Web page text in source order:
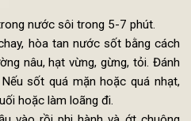
nhuyễn)
mặn ngon từ thịt heo chay: